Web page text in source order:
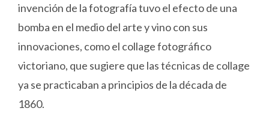
invención de la fotografía tuvo el efecto de una
bomba en el medio del arte y vino con sus
innovaciones, como el collage fotográfico
victoriano, que sugiere que las técnicas de collage
ya se practicaban a principios de la década de
1860.